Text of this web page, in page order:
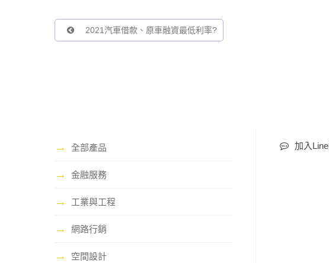
2021汽車借款、原車融資最低利率?
→ 全部產品
→ 金融服務
→ 工業與工程
→ 網路行銷
→ 空間設計
加入